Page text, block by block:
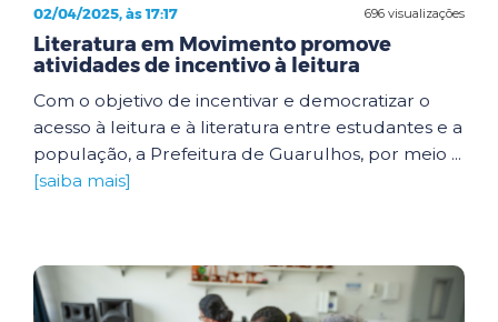
696 visualizações
02/04/2025, às 17:17
Literatura em Movimento promove
atividades de incentivo à leitura
Com o objetivo de incentivar e democratizar o
acesso à leitura e à literatura entre estudantes e a
população, a Prefeitura de Guarulhos, por meio ...
[saiba mais]